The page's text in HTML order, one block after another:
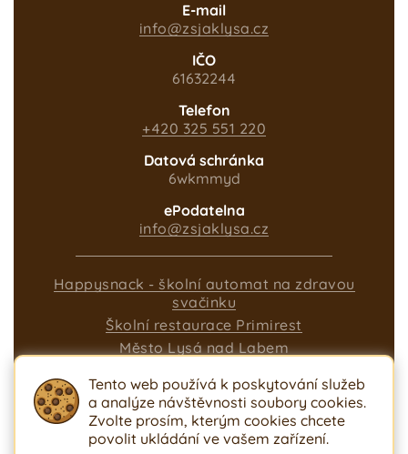
Automat na
INFORMACE
Konzultace s
E-mail
info@zsjaklysa.cz
IČO
61632244
Telefon
+420 325 551 220
Datová schránka
6wkmmyd
ePodatelna
info@zsjaklysa.cz
Happysnack - školní automat na zdravou
svačinku
Školní restaurace Primirest
Město Lysá nad Labem
Ministerstvo školství
Nastavení cookies
Ochrana osobních údajůProhlášení o
Tento web používá k poskytování služeb
a analýze návštěvnosti soubory cookies.
Zvolte prosím, kterým cookies chcete
povolit ukládání ve vašem zařízení.